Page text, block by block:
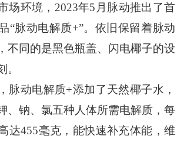
环境，2023年5月脉动推出了首
“脉动电解质+”。依旧保留着脉动
不同的是黑色瓶盖、闪电椰子的设
。
动电解质+添加了天然椰子水，
、钠、氯五种人体所需电解质，每
达455毫克，能快速补充体能，维